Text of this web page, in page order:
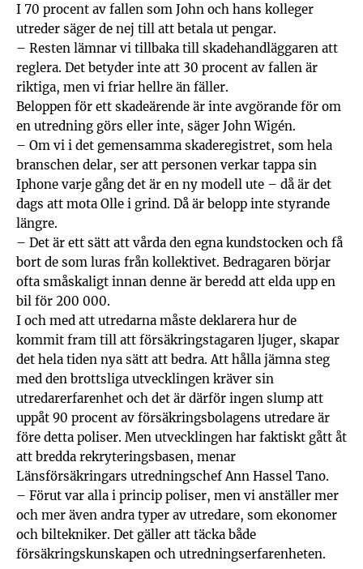
I 70 procent av fallen som John och hans kolleger
utreder säger de nej till att betala ut pengar.
– Resten lämnar vi tillbaka till skadehandläggaren att
reglera. Det betyder inte att 30 procent av fallen är
riktiga, men vi friar hellre än fäller.
Beloppen för ett skadeärende är inte avgörande för om
en utredning görs eller inte, säger John Wigén.
– Om vi i det gemensamma skaderegistret, som hela
branschen delar, ser att personen verkar tappa sin
Iphone varje gång det är en ny modell ute – då är det
dags att mota Olle i grind. Då är belopp inte styrande
längre.
– Det är ett sätt att vårda den egna kundstocken och få
bort de som luras från kollektivet. Bedragaren börjar
ofta småskaligt innan denne är beredd att elda upp en
bil för 200 000.
I och med att utredarna måste deklarera hur de
kommit fram till att försäkringstagaren ljuger, skapar
det hela tiden nya sätt att bedra. Att hålla jämna steg
med den brottsliga utvecklingen kräver sin
utredarerfarenhet och det är därför ingen slump att
uppåt 90 procent av försäkringsbolagens utredare är
före detta poliser. Men utvecklingen har faktiskt gått åt
att bredda rekryteringsbasen, menar
Länsförsäkringars utredningschef Ann Hassel Tano.
– Förut var alla i princip poliser, men vi anställer mer
och mer även andra typer av utredare, som ekonomer
och biltekniker. Det gäller att täcka både
försäkringskunskapen och utredningserfarenheten.